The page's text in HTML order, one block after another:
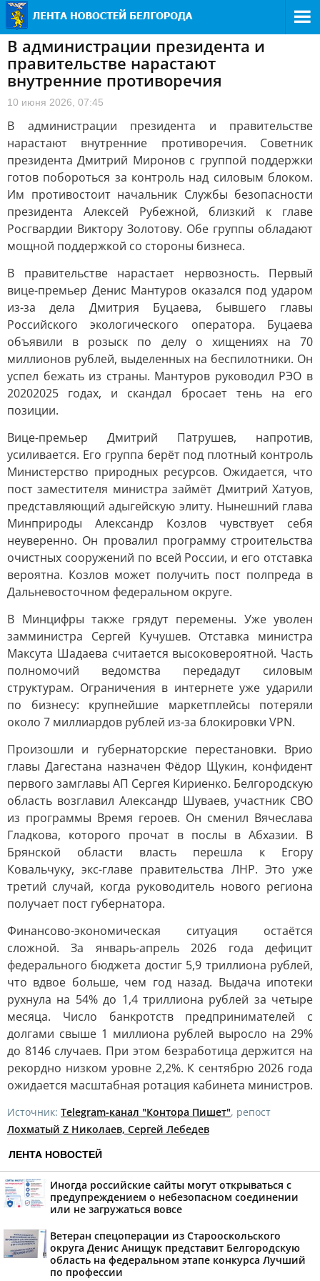
В администрации президента и
правительстве нарастают
внутренние противоречия
10 июня 2026, 07:45
В администрации президента и правительстве
нарастают внутренние противоречия. Советник
президента Дмитрий Миронов с группой поддержки
готов побороться за контроль над силовым блоком.
Им противостоит начальник Службы безопасности
президента Алексей Рубежной, близкий к главе
Росгвардии Виктору Золотову. Обе группы обладают
мощной поддержкой со стороны бизнеса.
В правительстве нарастает нервозность. Первый
вице-премьер Денис Мантуров оказался под ударом
из-за дела Дмитрия Буцаева, бывшего главы
Российского экологического оператора. Буцаева
объявили в розыск по делу о хищениях на 70
миллионов рублей, выделенных на беспилотники. Он
успел бежать из страны. Мантуров руководил РЭО в
20202025 годах, и скандал бросает тень на его
позиции.
Вице-премьер Дмитрий Патрушев, напротив,
усиливается. Его группа берёт под плотный контроль
Министерство природных ресурсов. Ожидается, что
пост заместителя министра займёт Дмитрий Хатуов,
представляющий адыгейскую элиту. Нынешний глава
Минприроды Александр Козлов чувствует себя
неуверенно. Он провалил программу строительства
очистных сооружений по всей России, и его отставка
вероятна. Козлов может получить пост полпреда в
Дальневосточном федеральном округе.
В Минцифры также грядут перемены. Уже уволен
замминистра Сергей Кучушев. Отставка министра
Максута Шадаева считается высоковероятной. Часть
полномочий ведомства передадут силовым
структурам. Ограничения в интернете уже ударили
по бизнесу: крупнейшие маркетплейсы потеряли
около 7 миллиардов рублей из-за блокировки VPN.
Произошли и губернаторские перестановки. Врио
главы Дагестана назначен Фёдор Щукин, конфидент
первого замглавы АП Сергея Кириенко. Белгородскую
область возглавил Александр Шуваев, участник СВО
из программы Время героев. Он сменил Вячеслава
Гладкова, которого прочат в послы в Абхазии. В
Брянской области власть перешла к Егору
Ковальчуку, экс-главе правительства ЛНР. Это уже
третий случай, когда руководитель нового региона
получает пост губернатора.
Финансово-экономическая ситуация остаётся
сложной. За январь-апрель 2026 года дефицит
федерального бюджета достиг 5,9 триллиона рублей,
что вдвое больше, чем год назад. Выдача ипотеки
рухнула на 54% до 1,4 триллиона рублей за четыре
месяца. Число банкротств предпринимателей с
долгами свыше 1 миллиона рублей выросло на 29%
до 8146 случаев. При этом безработица держится на
рекордно низком уровне 2,2%. К сентябрю 2026 года
ожидается масштабная ротация кабинета министров.
Источник: Telegram-канал "Контора Пишет", репост
Лохматый Z Николаев, Сергей Лебедев
ЛЕНТА НОВОСТЕЙ
Иногда российские сайты могут открываться с
предупреждением о небезопасном соединении
или не загружаться вовсе
Ветеран спецоперации из Старооскольского
округа Денис Анищук представит Белгородскую
область на федеральном этапе конкурса Лучший
по профессии